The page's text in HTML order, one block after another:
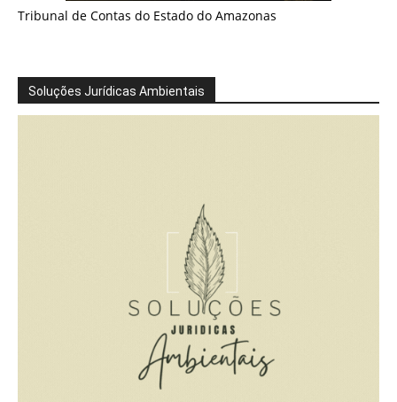
Tribunal de Contas do Estado do Amazonas
Soluções Jurídicas Ambientais